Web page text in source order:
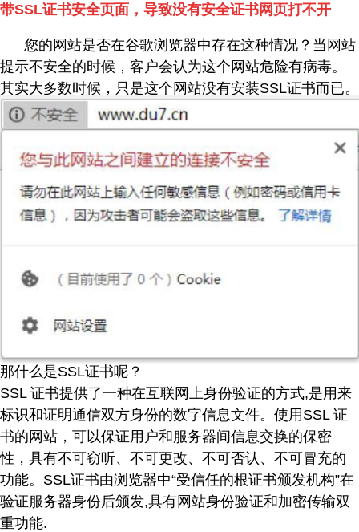
带SSL证书安全页面，导致没有安全证书网页打不开
您的网站是否在谷歌浏览器中存在这种情况？当网站
提示不安全的时候，客户会认为这个网站危险有病毒。
其实大多数时候，只是这个网站没有安装SSL证书而已。
那什么是SSL证书呢？
SSL 证书提供了一种在互联网上身份验证的方式,是用来
标识和证明通信双方身份的数字信息文件。使用SSL 证
书的网站，可以保证用户和服务器间信息交换的保密
性，具有不可窃听、不可更改、不可否认、不可冒充的
功能。SSL证书由浏览器中“受信任的根证书颁发机构”在
验证服务器身份后颁发,具有网站身份验证和加密传输双
重功能.